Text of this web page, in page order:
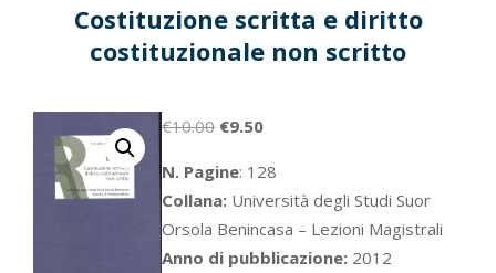
Costituzione scritta e diritto
costituzionale non scritto
€10.00 Il
originale
era:
€10.00.
€9.50Il
attuale
è:
€9.50.
N. Pagine: 128
Collana: Università degli Studi Suor
Orsola Benincasa – Lezioni Magistrali
Anno di pubblicazione: 2012